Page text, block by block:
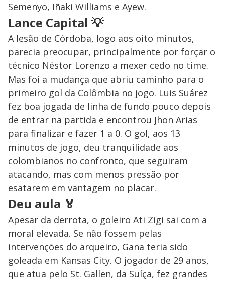
Semenyo, Iñaki Williams e Ayew.
Lance Capital 💡
A lesão de Córdoba, logo aos oito minutos,
parecia preocupar, principalmente por forçar o
técnico Néstor Lorenzo a mexer cedo no time.
Mas foi a mudança que abriu caminho para o
primeiro gol da Colômbia no jogo. Luis Suárez
fez boa jogada de linha de fundo pouco depois
de entrar na partida e encontrou Jhon Arias
para finalizar e fazer 1 a 0. O gol, aos 13
minutos de jogo, deu tranquilidade aos
colombianos no confronto, que seguiram
atacando, mas com menos pressão por
esatarem em vantagem no placar.
Deu aula 🏅
Apesar da derrota, o goleiro Ati Zigi sai com a
moral elevada. Se não fossem pelas
intervenções do arqueiro, Gana teria sido
goleada em Kansas City. O jogador de 29 anos,
que atua pelo St. Gallen, da Suíça, fez grandes